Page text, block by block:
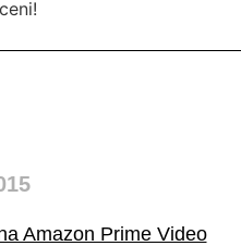
Amazon Prime Video